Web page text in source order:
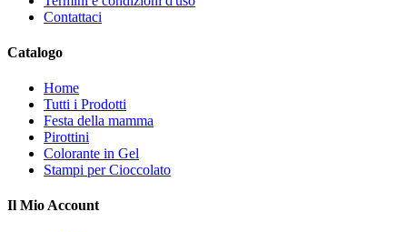
Contattaci
Catalogo
Home
Tutti i Prodotti
Festa della mamma
Pirottini
Colorante in Gel
Stampi per Cioccolato
Il Mio Account